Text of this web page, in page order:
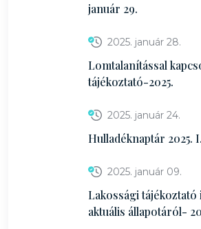
január 29.
2025. január 28.
Lomtalanítással
tájékoztató-2025.
2025. január 24.
Hulladéknaptár 2025.
2025. január 09.
Lakossági
aktuális állapotáról-